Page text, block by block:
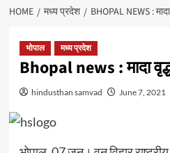
HOME मध्य प्रदेश BHOPAL NEWS :
भोपाल मध्य प्रदेश
Bhopal news : मादा
hindusthan samvad June 7, 2021